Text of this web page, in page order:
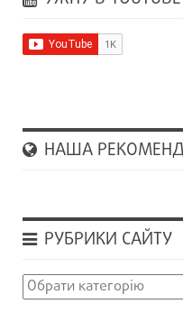
НАША
РУБРИКИ САЙТУ
Рубрики